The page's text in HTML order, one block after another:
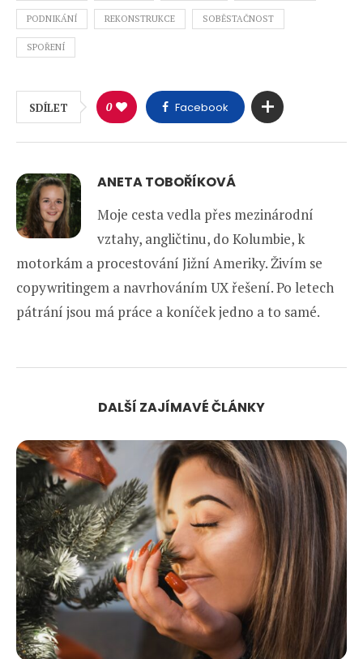
PODNIKÁNÍ REKONSTRUKCE SOBĚSTAČNOST
SPOŘENÍ
SDÍLET 0 Facebook
ANETA TOBOŘÍKOVÁ
Moje cesta vedla přes mezinárodní
vztahy, angličtinu, do Kolumbie, k
motorkám a procestování Jižní Ameriky. Živím se
copywritingem a navrhováním UX řešení. Po letech
pátrání jsou má práce a koníček jedno a to samé.
DALŠÍ ZAJÍMAVÉ ČLÁNKY